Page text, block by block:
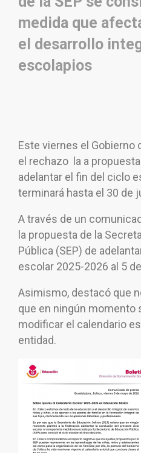
medida que
el desarrollo
escolapios
Este viernes el
el rechazo la a propuesta
adelantar el fin del ciclo
terminará hasta el 30 de
A través de un
la propuesta de la
Pública (SEP) de
escolar 2025-2026 al 5
Asimismo, destacó que
que en ningún momento
modificar el calendario
entidad.